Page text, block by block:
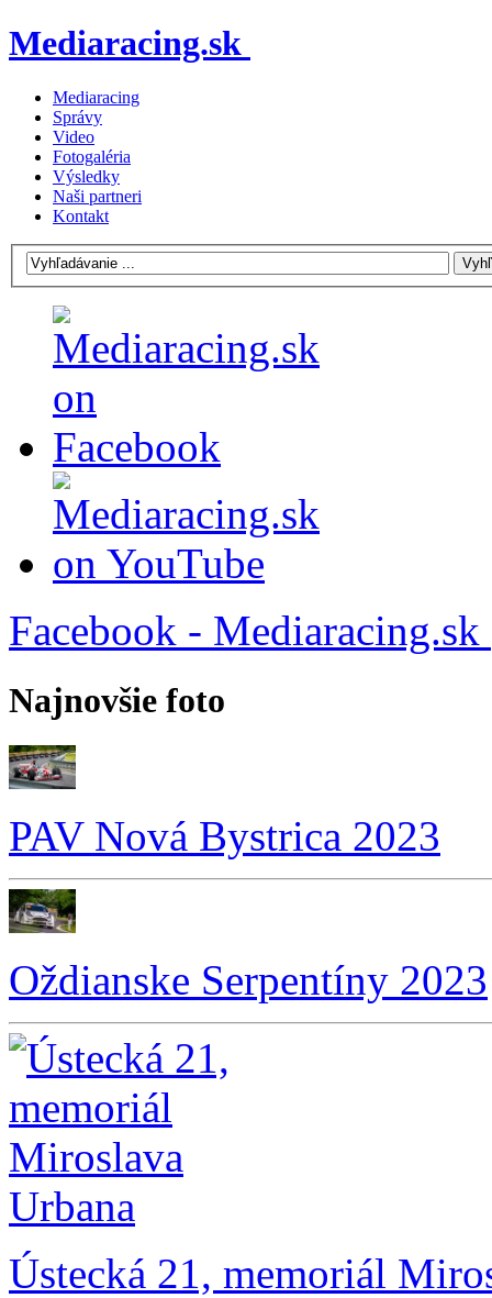
Mediaracing.sk
Mediaracing
Správy
Video
Fotogaléria
Výsledky
Naši partneri
Kontakt
Facebook - Mediaracing.sk
Najnovšie foto
PAV Nová Bystrica 2023
Oždianske Serpentíny 2023
Ústecká 21, memoriál